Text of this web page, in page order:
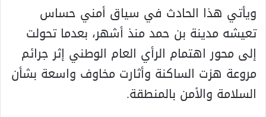
ويأتي هذا الحادث في سياق أمني حساس
تعيشه مدينة بن حمد منذ أشهر، بعدما تحولت
إلى محور اهتمام الرأي العام الوطني إثر جرائم
مروعة هزت الساكنة وأثارت مخاوف واسعة بشأن
السلامة والأمن بالمنطقة.